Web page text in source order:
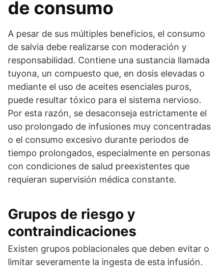
de consumo
A pesar de sus múltiples beneficios, el consumo
de salvia debe realizarse con moderación y
responsabilidad. Contiene una sustancia llamada
tuyona, un compuesto que, en dosis elevadas o
mediante el uso de aceites esenciales puros,
puede resultar tóxico para el sistema nervioso.
Por esta razón, se desaconseja estrictamente el
uso prolongado de infusiones muy concentradas
o el consumo excesivo durante periodos de
tiempo prolongados, especialmente en personas
con condiciones de salud preexistentes que
requieran supervisión médica constante.
Grupos de riesgo y
contraindicaciones
Existen grupos poblacionales que deben evitar o
limitar severamente la ingesta de esta infusión.